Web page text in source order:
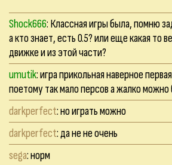
Shock666: Классная игры была, помню
а кто знает, есть 0.5? или еще какая то
движке и из этой части?
umutik: игра прикольная наверное
поетому так мало персов а жалко
darkperfect: но играть можно
darkperfect: да не не очень
sega: норм